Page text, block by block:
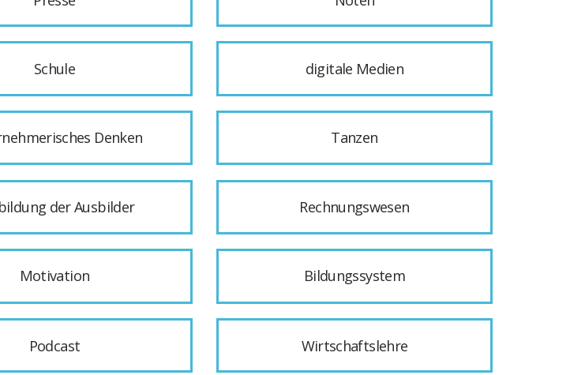
Schule digitale Medien
Denken Tanzen
der Ausbilder Rechnungswesen
Motivation Bildungssystem
Podcast Wirtschaftslehre